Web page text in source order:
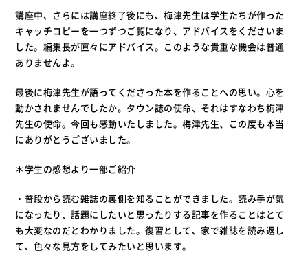
講座中、さらには講座終了後にも、梅津先生は学生たちが作った
キャッチコピーを一つずつご覧になり、アドバイスをくださいま
した。編集長が直々にアドバイス。このような貴重な機会は普通
ありませんよ。
最後に梅津先生が語ってくださった本を作ることへの思い。心を
動かされませんでしたか。タウン誌の使命、それはすなわち梅津
先生の使命。今回も感動いたしました。梅津先生、この度も本当
にありがとうございました。
＊学生の感想より一部ご紹介
・普段から読む雑誌の裏側を知ることができました。読み手が気
になったり、話題にしたいと思ったりする記事を作ることはとて
も大変なのだとわかりました。復習として、家で雑誌を読み返し
て、色々な見方をしてみたいと思います。